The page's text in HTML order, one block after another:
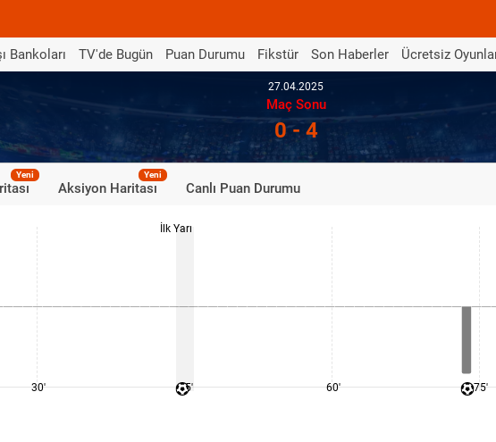
Bankoları TV'de Bugün Puan Durumu Fikstür Son Haberler Ücretsiz
27.04.2025
Maç Sonu
0 - 4
Yeni
Aksiyon Haritası
Yeni
Canlı Puan Durumu
30'
İlk Yarı
45' 60' 75'